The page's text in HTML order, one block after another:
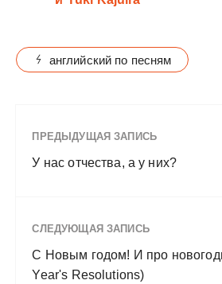
английский по песням
ПРЕДЫДУЩАЯ ЗАПИСЬ
У нас отчества, а у них?
СЛЕДУЮЩАЯ ЗАПИСЬ
С Новым годом! И про
Year's Resolutions)